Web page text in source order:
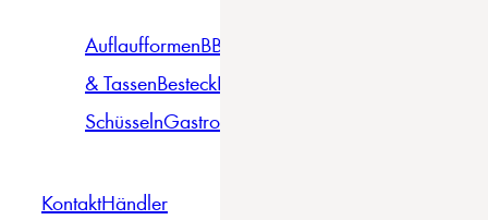
AuflaufformenBBQ
& TassenBesteckBowls &
SchüsselnGastro
KontaktHändler